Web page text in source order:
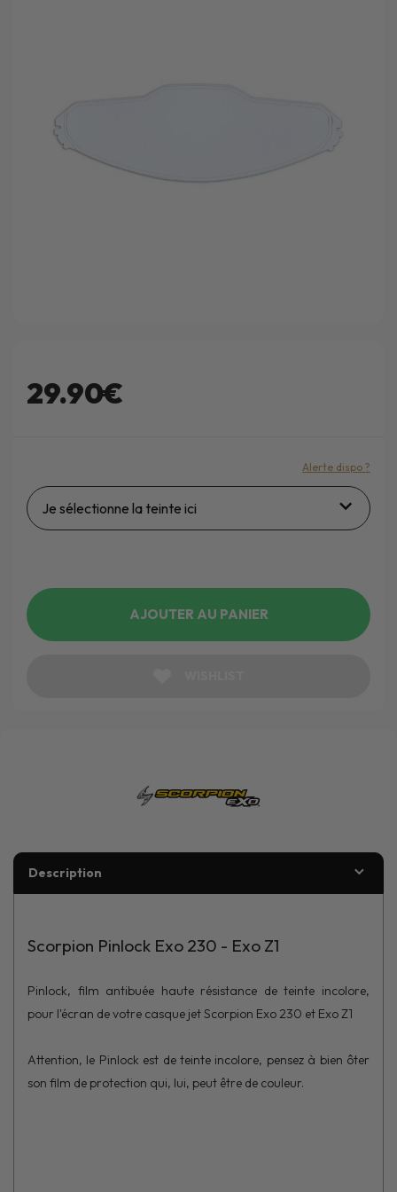
29.90€
Je sélectionne la teinte ici
Alerte dispo ?
AJOUTER AU PANIER
Description
Scorpion Pinlock Exo 230 - Exo Z1
Pinlock, film antibuée haute résistance de teinte incolore,
pour l'écran de votre casque jet Scorpion Exo 230 et Exo Z1
Attention, le Pinlock est de teinte incolore, pensez à bien ôter
son film de protection qui, lui, peut être de couleur.